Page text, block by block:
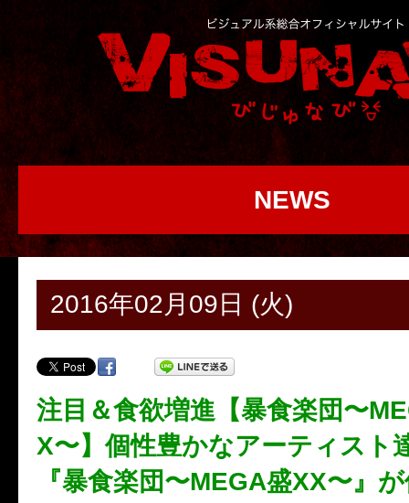
NEWS
2016年02月09日 (火)
注目＆食欲増進【暴食楽団〜
X〜】個性豊かなアーティスト
『暴食楽団〜MEGA盛XX〜』